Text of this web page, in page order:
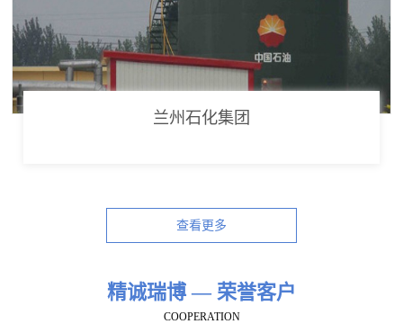
兰州石化集团
查看更多
精诚瑞博 — 荣誉客户
COOPERATION